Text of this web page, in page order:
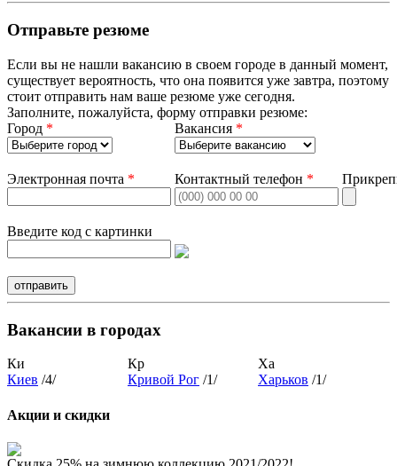
Отправьте резюме
Если вы не нашли вакансию в своем городе в данный момент,
существует вероятность, что она появится уже завтра, поэтому
стоит отправить нам ваше резюме уже сегодня.
Заполните, пожалуйста, форму отправки резюме:
Город * Вакансия *
Электронная почта * Контактный телефон *
Введите код с картинки
Вакансии в городах
Ки
Киев /4/
Кр
Кривой Рог /1/
Ха
Харьков /1/
Акции и скидки